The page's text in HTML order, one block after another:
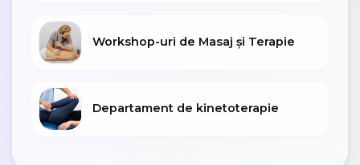
Workshop-uri de Masaj și Terapie
Departament de kinetoterapie